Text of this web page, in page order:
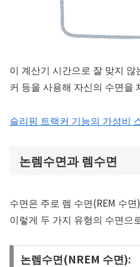
이 계산기 시간으로 잘 맞지
커 등을 사용해 자신의 수면을
슬리핑 트랙커 기능의 가성비
논렘수면과 렘수면
수면은 주로 렘 수면(REM 수
이렇게 두 가지 유형의 수면으
논렘수면(NREM 수면):